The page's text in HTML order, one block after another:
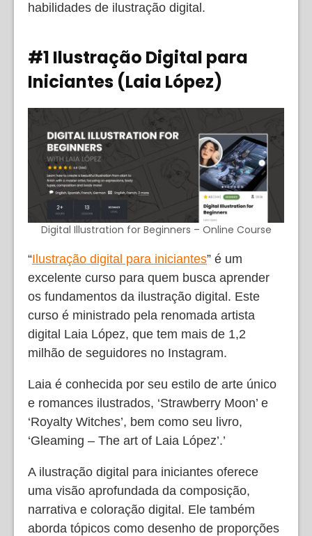
habilidades de ilustração digital.
#1 Ilustração Digital para
Iniciantes (Laia López)
Digital Illustration for Beginners – Online Course
“Ilustração digital para iniciantes” é um
excelente curso para quem busca aprender
os fundamentos da ilustração digital. Este
curso é ministrado pela renomada artista
digital Laia López, que tem mais de 1,2
milhão de seguidores no Instagram.
Laia é conhecida por seu estilo de arte único
e romances ilustrados, ‘Strawberry Moon’ e
‘Royalty Witches’, bem como seu livro,
‘Gleaming – The art of Laia López’.’
A ilustração digital para iniciantes oferece
uma visão aprofundada da composição,
narrativa e coloração digital. Ele também
aborda tópicos como desenho de proporções